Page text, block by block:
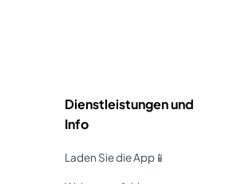
Dienstleistungen und
Info
Laden Sie die App📱